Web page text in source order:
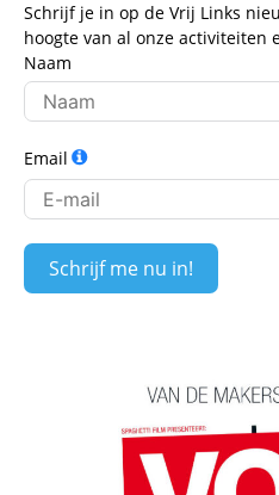
Schrijf je in op de Vrij Links
hoogte van al onze activiteiten
Naam
Email
Schrijf me nu in!